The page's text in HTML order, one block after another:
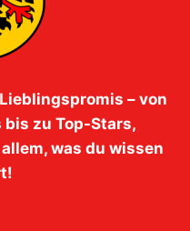
– von
zu Top-Stars,
was du wissen